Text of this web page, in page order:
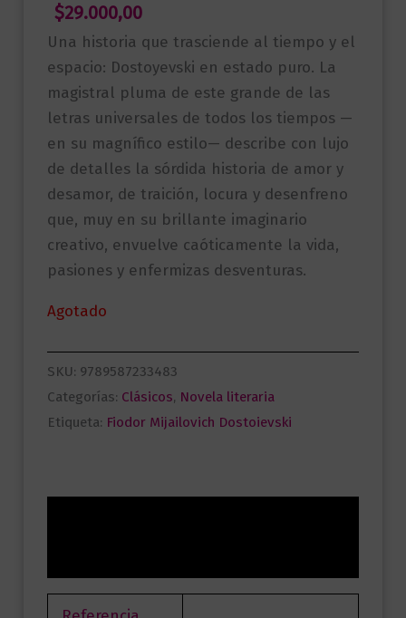
$29.000,00
Una historia que trasciende al tiempo y el
espacio: Dostoyevski en estado puro. La
magistral pluma de este grande de las
letras universales de todos los tiempos —
en su magnífico estilo— describe con lujo
de detalles la sórdida historia de amor y
desamor, de traición, locura y desenfreno
que, muy en su brillante imaginario
creativo, envuelve caóticamente la vida,
pasiones y enfermizas desventuras.
Agotado
SKU: 9789587233483
Categorías: Clásicos, Novela literaria
Etiqueta: Fiodor Mijailovich Dostoievski